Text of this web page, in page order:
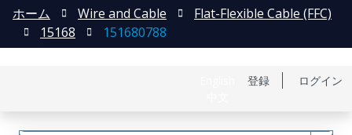
登録 ログイン
ホーム Wire and Cable
Flat-Flexible Cable (FFC)
15168
151680788